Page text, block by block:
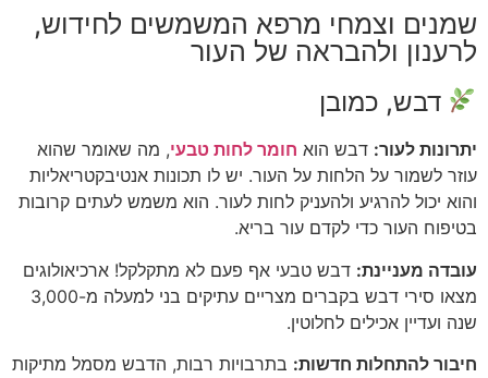
שמנים וצמחי מרפא המשמשים לחידוש,
לרענון ולהבראה של העור
דבש, כמובן
יתרונות לעור:דבש הוא חומר לחות טבעי, מה שאומר שהוא
עוזר לשמור על הלחות על העור. יש לו תכונות אנטיבקטריאליות
והוא יכול להרגיע ולהעניק לחות לעור. הוא משמש לעתים קרובות
בטיפוח העור כדי לקדם עור בריא.
עובדה מעניינת:דבש טבעי אף פעם לא מתקלקל! ארכיאולוגים
מצאו סירי דבש בקברים מצריים עתיקים בני למעלה מ-3,000
שנה ועדיין אכילים לחלוטין.
חיבור להתחלות חדשות:בתרבויות רבות, הדבש מסמל מתיקות